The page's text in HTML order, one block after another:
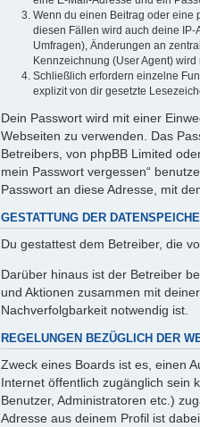
Wenn du einen Beitrag oder eine
diesen Fällen wird auch deine
Umfragen), Änderungen an
Kennzeichnung (User Agent)
Schließlich erfordern einzelne
explizit von dir gesetzte
Dein Passwort wird mit einer
Webseiten zu verwenden. Das
Betreibers, von phpBB Limited
mein Passwort vergessen“
Passwort an diese Adresse, mit
GESTATTUNG DER
Du gestattest dem Betreiber, die
Darüber hinaus ist der Betreiber
und Aktionen zusammen mit
Nachverfolgbarkeit notwendig ist.
REGELUNGEN BEZÜGLICH DER
Zweck eines Boards ist es, einen
Internet öffentlich zugänglich sein
Benutzer, Administratoren etc.)
Adresse aus deinem Profil ist